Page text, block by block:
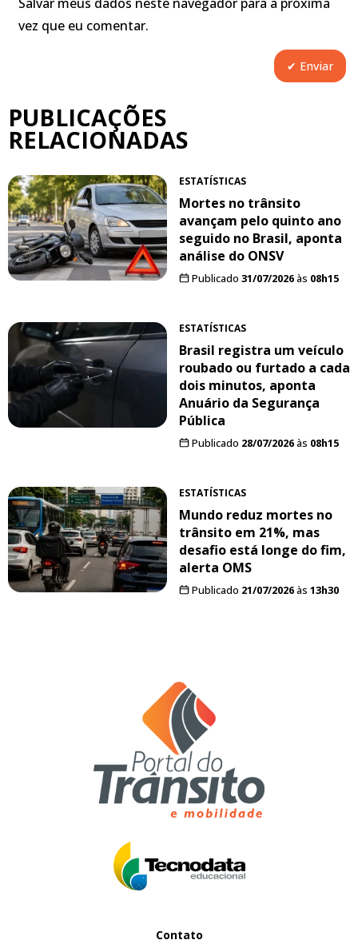
vez que eu comentar.
PUBLICAÇÕES
RELACIONADAS
ESTATÍSTICAS
Mortes no trânsito
avançam pelo quinto ano
seguido no Brasil, aponta
análise do ONSV
Publicado 31/07/2026às 08h15
ESTATÍSTICAS
Brasil registra um veículo
roubado ou furtado a cada
dois minutos, aponta
Anuário da Segurança
Pública
Publicado 28/07/2026às 08h15
ESTATÍSTICAS
Mundo reduz mortes no
trânsito em 21%, mas
desafio está longe do fim,
alerta OMS
Publicado 21/07/2026às 13h30
Contato